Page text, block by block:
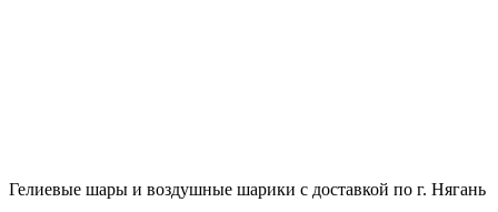
Гелиевые шары и воздушные шарики с доставкой по г. Нягань